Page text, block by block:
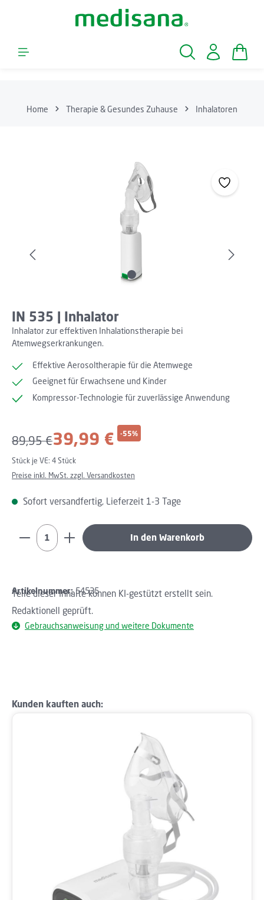
Zum Hauptinhalt springen
Home Therapie & Gesundes Zuhause Inhalatoren
IN 535 | Inhalator
Inhalator zur effektiven Inhalationstherapie bei
Atemwegserkrankungen.
Effektive Aerosoltherapie für die Atemwege
Geeignet für Erwachsene und Kinder
Kompressor-Technologie für zuverlässige Anwendung
39,99 € -55%
Regulärer Preis:
89,95 €
Stück je VE: 4 Stück
Preise inkl. MwSt. zzgl. Versandkosten
Sofort versandfertig, Lieferzeit 1-3 Tage
Produkt Anzahl: Gib den gewünschten Wert ein
In den Warenkorb
Artikelnummer:54535
Teile dieser Inhalte können KI-gestützt erstellt sein.
Redaktionell geprüft.
Gebrauchsanweisung und weitere Dokumente
Produktgalerie überspringen
Kunden kauften auch: